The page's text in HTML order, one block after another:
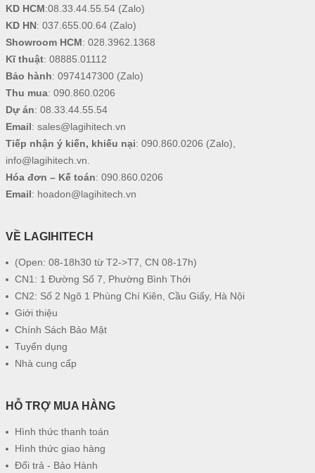
KD HCM:08.33.44.55.54(Zalo)
KD HN: 037.655.00.64(Zalo)
Showroom HCM: 028.3962.1368
Kĩ thuật: 08885.01112
Bảo hành: 0974147300(Zalo)
Thu mua: 090.860.0206
Dự án: 08.33.44.55.54
Email: sales@lagihitech.vn
Tiếp nhận ý kiến, khiếu nại: 090.860.0206 (Zalo),
info@lagihitech.vn.
Hóa đơn – Kế toán: 090.860.0206
Email: hoadon@lagihitech.vn
VỀ LAGIHITECH
(Open: 08-18h30 từ T2->T7, CN 08-17h)
CN1: 1 Đường Số 7, Phường Bình Thới
CN2: Số 2 Ngõ 1 Phùng Chí Kiên, Cầu Giấy, Hà Nội
Giới thiệu
Chính Sách Bảo Mật
Tuyển dụng
Nhà cung cấp
HỖ TRỢ MUA HÀNG
Hình thức thanh toán
Hình thức giao hàng
Đổi trả - Bảo Hành